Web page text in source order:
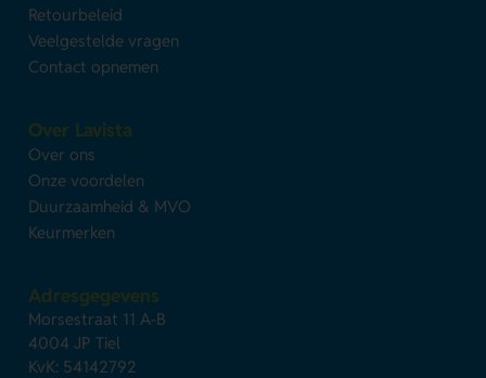
Retourbeleid
Veelgestelde vragen
Contact opnemen
Over Lavista
Over ons
Onze voordelen
Duurzaamheid & MVO
Keurmerken
Adresgegevens
Morsestraat 11 A-B
4004 JP Tiel
KvK: 54142792